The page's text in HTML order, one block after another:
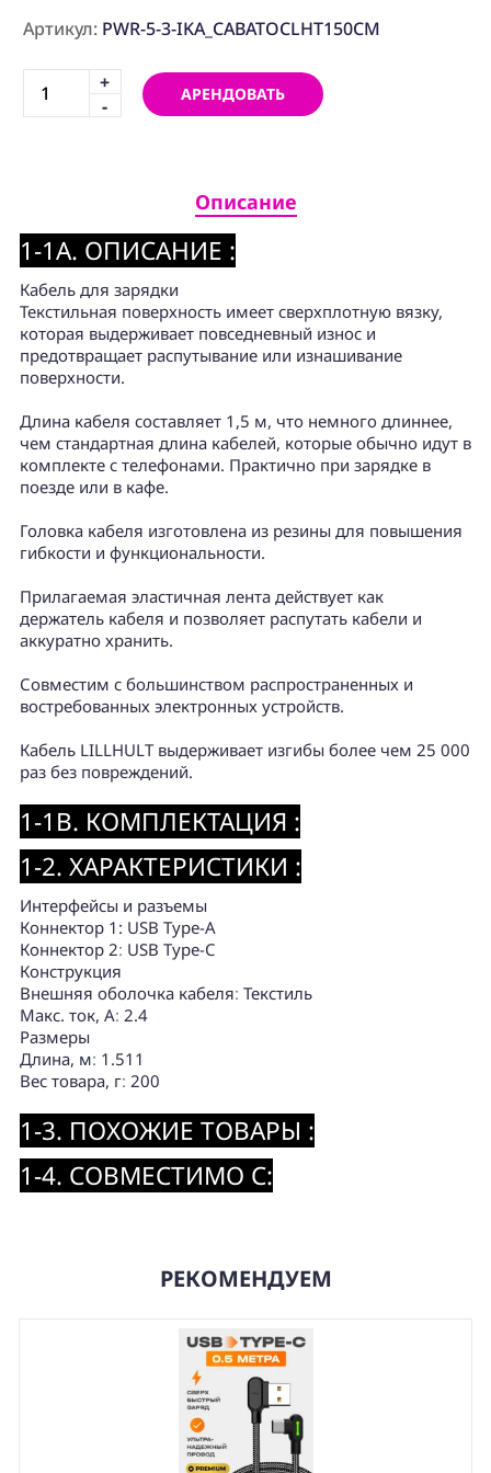
ОБЕСПЕЧЕНИЕ
Аренда
О
нас
Контакты
Артикул: PWR-5-3-IKA_CABATOCLHT150CM
+
-
АРЕНДОВАТЬ
Описание
1-1A. ОПИСАНИЕ :
Кабель для зарядки
Текстильная поверхность имеет сверхплотную вязку,
которая выдерживает повседневный износ и
предотвращает распутывание или изнашивание
поверхности.
Длина кабеля составляет 1,5 м, что немного длиннее,
чем стандартная длина кабелей, которые обычно идут в
комплекте с телефонами. Практично при зарядке в
поезде или в кафе.
Головка кабеля изготовлена из резины для повышения
гибкости и функциональности.
Прилагаемая эластичная лента действует как
держатель кабеля и позволяет распутать кабели и
аккуратно хранить.
Совместим с большинством распространенных и
востребованных электронных устройств.
Кабель LILLHULT выдерживает изгибы более чем 25 000
раз без повреждений.
1-1B. КОМПЛЕКТАЦИЯ :
1-2. ХАРАКТЕРИСТИКИ :
Интерфейсы и разъемы
Коннектор 1: USB Type-A
Коннектор 2: USB Type-C
Конструкция
Внешняя оболочка кабеля: Текстиль
Макс. ток, А: 2.4
Размеры
Длина, м: 1.511
Вес товара, г: 200
1-3. ПОХОЖИЕ ТОВАРЫ :
1-4. СОВМЕСТИМО С:
РЕКОМЕНДУЕМ